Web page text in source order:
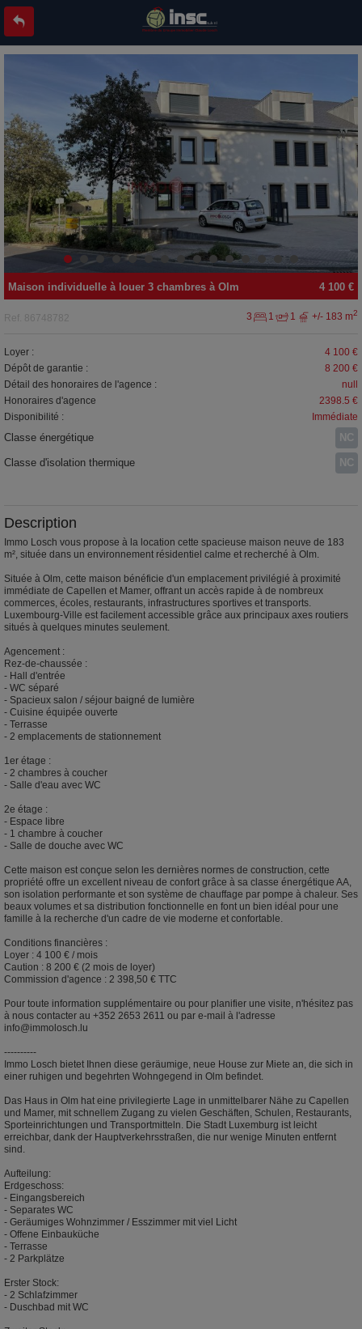
4 100 €
Maison individuelle à louer 3 chambres à Olm
Ref. 86748782 3 1 1 +/- 183 m2
Loyer :
4 100 €
Dépôt de garantie :
8 200 €
Détail des honoraires de l'agence :
null
Honoraires d'agence
2398.5 €
Disponibilité :
Immédiate
Classe énergétique NC
Classe d'isolation thermique NC
Description
Immo Losch vous propose à la location cette spacieuse maison neuve de 183
m², située dans un environnement résidentiel calme et recherché à Olm.
Située à Olm, cette maison bénéficie d'un emplacement privilégié à proximité
immédiate de Capellen et Mamer, offrant un accès rapide à de nombreux
commerces, écoles, restaurants, infrastructures sportives et transports.
Luxembourg-Ville est facilement accessible grâce aux principaux axes routiers
situés à quelques minutes seulement.
Agencement :
Rez-de-chaussée :
- Hall d'entrée
- WC séparé
- Spacieux salon / séjour baigné de lumière
- Cuisine équipée ouverte
- Terrasse
- 2 emplacements de stationnement
1er étage :
- 2 chambres à coucher
- Salle d'eau avec WC
2e étage :
- Espace libre
- 1 chambre à coucher
- Salle de douche avec WC
Cette maison est conçue selon les dernières normes de construction, cette
propriété offre un excellent niveau de confort grâce à sa classe énergétique AA,
son isolation performante et son système de chauffage par pompe à chaleur. Ses
beaux volumes et sa distribution fonctionnelle en font un bien idéal pour une
famille à la recherche d'un cadre de vie moderne et confortable.
Conditions financières :
Loyer : 4 100 € / mois
Caution : 8 200 € (2 mois de loyer)
Commission d'agence : 2 398,50 € TTC
Pour toute information supplémentaire ou pour planifier une visite, n'hésitez pas
à nous contacter au +352 2653 2611 ou par e-mail à l'adresse
info@immolosch.lu
----------
Immo Losch bietet Ihnen diese geräumige, neue House zur Miete an, die sich in
einer ruhigen und begehrten Wohngegend in Olm befindet.
Das Haus in Olm hat eine privilegierte Lage in unmittelbarer Nähe zu Capellen
und Mamer, mit schnellem Zugang zu vielen Geschäften, Schulen, Restaurants,
Sporteinrichtungen und Transportmitteln. Die Stadt Luxemburg ist leicht
erreichbar, dank der Hauptverkehrsstraßen, die nur wenige Minuten entfernt
sind.
Aufteilung:
Erdgeschoss:
- Eingangsbereich
- Separates WC
- Geräumiges Wohnzimmer / Esszimmer mit viel Licht
- Offene Einbauküche
- Terrasse
- 2 Parkplätze
Erster Stock:
- 2 Schlafzimmer
- Duschbad mit WC